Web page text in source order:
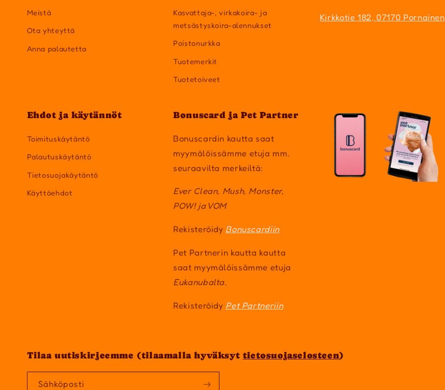
Meistä
Ota yhteyttä
Anna palautetta
Kasvattaja-, virkakoira- ja
metsästyskoira-alennukset
Poistonurkka
Tuotemerkit
Tuotetoiveet
Kirkkotie 182, 07170 Pornainen
Ehdot ja käytännöt
Toimituskäytäntö
Palautuskäytäntö
Tietosuojakäytäntö
Käyttöehdot
Bonuscard ja Pet Partner
Bonuscardin kautta saat
myymälöissämme etuja mm.
seuraavilta merkeiltä:
Ever Clean, Mush, Monster,
POW! ja VOM
Rekisteröidy Bonuscardiin
Pet Partnerin kautta kautta
saat myymälöissämme etuja
Eukanubalta.
Rekisteröidy Pet Partneriin
Tilaa uutiskirjeemme (tilaamalla hyväksyt tietosuojaselosteen)
Sähköposti